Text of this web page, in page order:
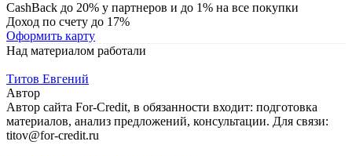
CashBack до 20% у партнеров и до 1% на все покупки
Доход по счету до 17%
Оформить карту
Над материалом работали
Титов Евгений
Автор
Автор сайта For-Credit, в обязанности входит: подготовка
материалов, анализ предложений, консультации. Для связи:
titov@for-credit.ru